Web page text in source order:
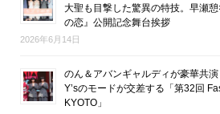
大聖も目撃した驚異の特技。早瀬
の恋』公開記念舞台挨拶
2026年6月14日
のん＆アバンギャルディが豪華共
Y’sのモードが交差する「第32回
KYOTO」